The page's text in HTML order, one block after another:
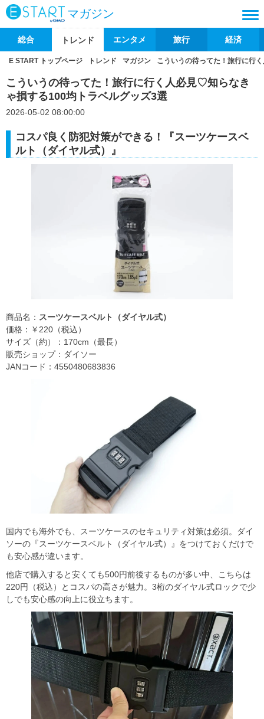
マガジン
総合 トレンド エンタメ 旅行 経済
E START トップページ トレンド マガジン こういうの待ってた！旅行に行
こういうの待ってた！旅行に行く人必見♡知らなき
ゃ損する100均トラベルグッズ3選
2026-05-02 08:00:00
コスパ良く防犯対策ができる！『スーツケースベ
ルト（ダイヤル式）』
商品名： スーツケースベルト（ダイヤル式）
価格：￥220（税込）
サイズ（約）：170cm（最長）
販売ショップ：ダイソー
JANコード：4550480683836
国内でも海外でも、スーツケースのセキュリティ対策は必須。ダイ
ソーの『スーツケースベルト（ダイヤル式）』をつけておくだけで
も安心感が違います。
他店で購入すると安くても500円前後するものが多い中、こちらは
220円（税込）とコスパの高さが魅力。3桁のダイヤル式ロックで少
しでも安心感の向上に役立ちます。